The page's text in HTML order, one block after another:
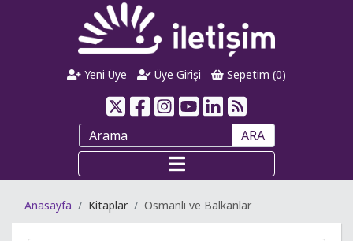
Yeni Üye Üye Girişi Sepetim (0)
ARA
Anasayfa Kitaplar Osmanlı ve Balkanlar